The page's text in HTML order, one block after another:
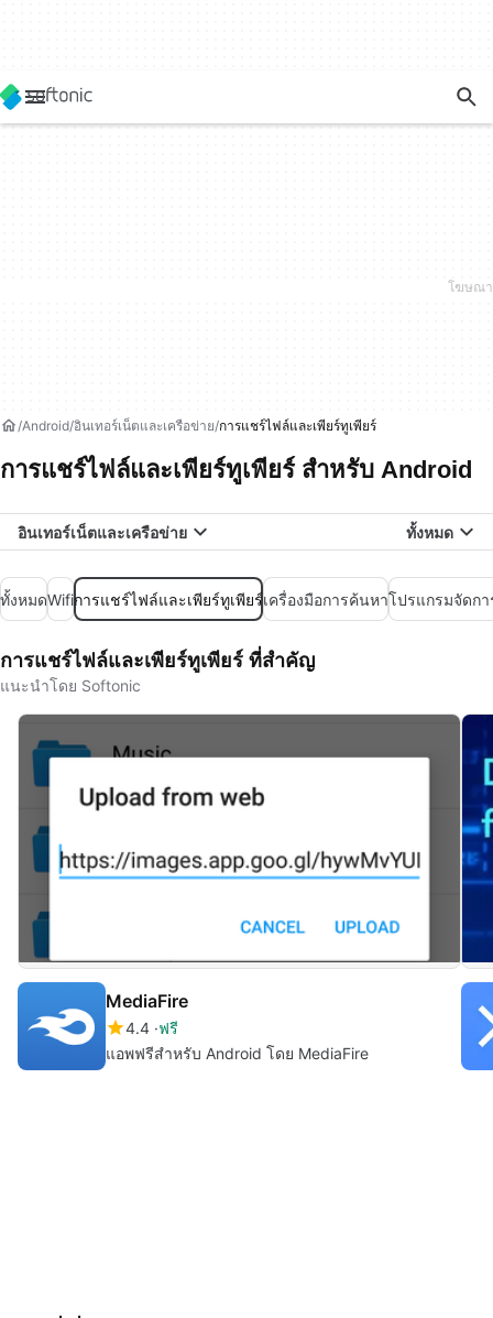
Android อินเทอร์เน็ตและเครือข่าย การแชร์ไฟล์และเพียร์ทูเพียร์
การแชร์ไฟล์และเพียร์ทูเพียร์ สำหรับ Android
อินเทอร์เน็ตและเครือข่าย ทั้งหมด
ทั้งหมดWifiการแชร์ไฟล์และเพียร์ทูเพียร์เครื่องมือการค้นหาโปรแกรมจัดก
การแชร์ไฟล์และเพียร์ทูเพียร์ ที่สำคัญ
แนะนำโดย Softonic
MediaFire
4.4 ฟรี
แอพฟรีสำหรับ Android โดย MediaFire